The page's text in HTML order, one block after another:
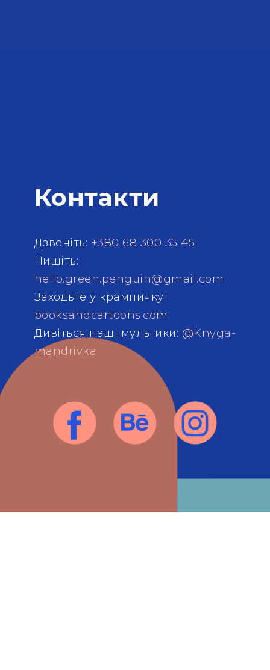
Контакти
Дзвоніть: +380 68 300 35 45
Пишіть:
hello.green.penguin@gmail.com
Заходьте у крамничку:
booksandcartoons.com
Дивіться наші мультики: @Knyga-
mandrivka